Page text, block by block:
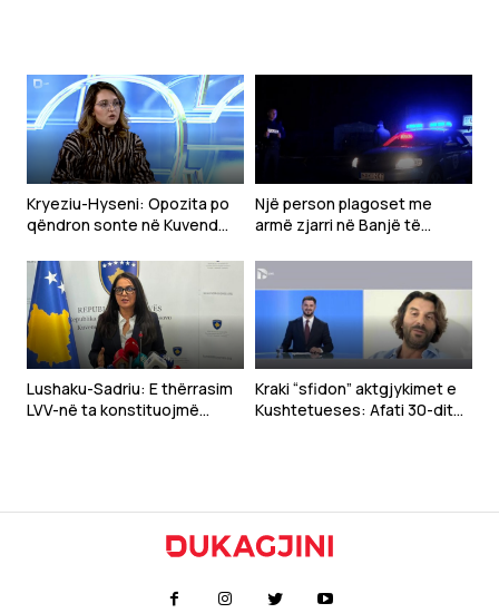
Kryeziu-Hyseni: Opozita po
qëndron sonte në Kuvend
zhvillim
Një person plagoset me
armë zjarri në Banjë të
Lushaku-Sadriu: E thërrasim
LVV-në ta konstituojmë
Kraki “sfidon” aktgjykimet e
Kushtetueses: Afati 30-ditor